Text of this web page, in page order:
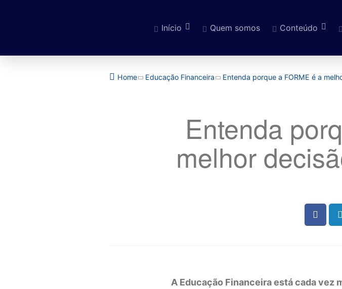
Pular para o conteúdo
Início Quem somos Conteúdo
Home Educação Financeira Entenda porque a FORME é a
Entenda
melhor
A Educação Financeira está cada vez